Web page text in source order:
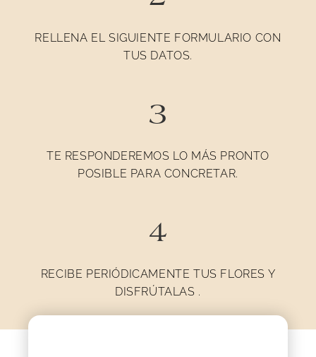
RELLENA EL SIGUIENTE FORMULARIO CON
TUS DATOS.
3
TE RESPONDEREMOS LO MÁS PRONTO
POSIBLE PARA CONCRETAR.
4
RECIBE PERIÓDICAMENTE TUS FLORES Y
DISFRÚTALAS .